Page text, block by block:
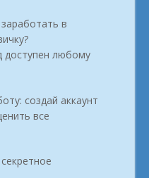
в
доступен любому
создай аккаунт
все